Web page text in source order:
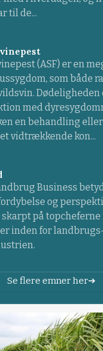
til de...
(ASF) er en
som både
med
en behandling eller
vidtrækkende kon...
Business
og
på topcheferne
inden for
Se flere emner her